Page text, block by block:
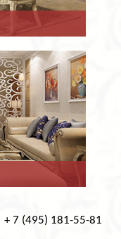
+ 7 (495) 181-55-81